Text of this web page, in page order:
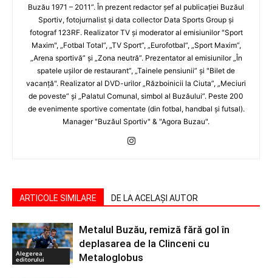
Buzău 1971 – 2011”. În prezent redactor şef al publicaţiei Buzăul
Sportiv, fotojurnalist şi data collector Data Sports Group şi
fotograf 123RF. Realizator TV şi moderator al emisiunilor "Sport
Maxim", „Fotbal Total”, „TV Sport”, „Eurofotbal”, „Sport Maxim”,
„Arena sportivă” şi „Zona neutră”. Prezentator al emisiunilor „În
spatele uşilor de restaurant”, „Tainele pensiunii” şi "Bilet de
vacanţă". Realizator al DVD-urilor „Războinicii la Ciuta”, „Meciuri
de poveste” şi „Palatul Comunal, simbol al Buzăului”. Peste 200
de evenimente sportive comentate (din fotbal, handbal şi futsal).
Manager "Buzăul Sportiv" & "Agora Buzau".
ARTICOLE SIMILARE DE LA ACELAȘI AUTOR
Alegerea
editorului
Metalul Buzău, remiză fără gol în
deplasarea de la Clinceni cu
Metaloglobus